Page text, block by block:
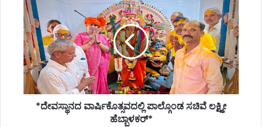
ವಾರ್ಷಿಕೊತ್ಸವದಲ್ಲಿ
ಪಾಲ್ಗೊಂಡ
ಸಚಿವೆ
ಹೆಬ್ಬಾಳಕರ್*
*ದೇವಸ್ಥಾನದ ವಾರ್ಷಿಕೊತ್ಸವದಲ್ಲಿ ಪಾಲ್ಗೊಂಡ ಸಚಿವೆ ಲಕ್ಷ್ಮೀ
ಹೆಬ್ಬಾಳಕರ್*